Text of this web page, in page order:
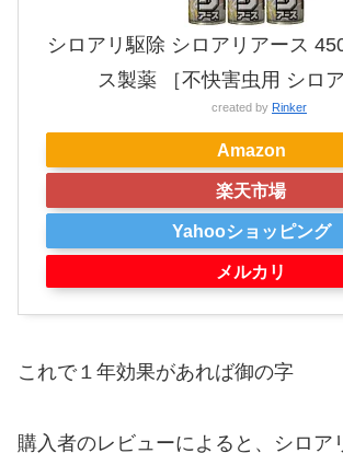
シロアリ駆除 シロアリアース
ス製薬 ［不快害虫用 シロア
created by Rinker
Amazon
楽天市場
Yahooショッピング
メルカリ
これで１年効果があれば御の字
購入者のレビューによると、シロア